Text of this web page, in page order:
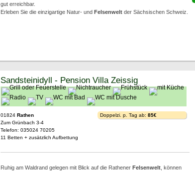
gut erreichbar.
Erleben Sie die einzigartige Natur- und Felsenweltder Sächsischen Schweiz.
Sandsteinidyll - Pension Villa Zeissig
01824 Rathen
Zum Grünbach 3-4
Telefon: 035024 70205
11 Betten + zusätzlich Aufbettung
Doppelzi. p. Tag ab: 85€
Ruhig am Waldrand gelegen mit Blick auf die Rathener Felsenwelt, können